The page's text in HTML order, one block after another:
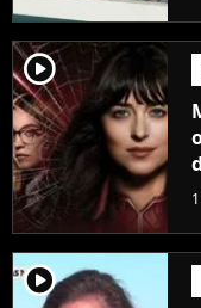
player2
player2